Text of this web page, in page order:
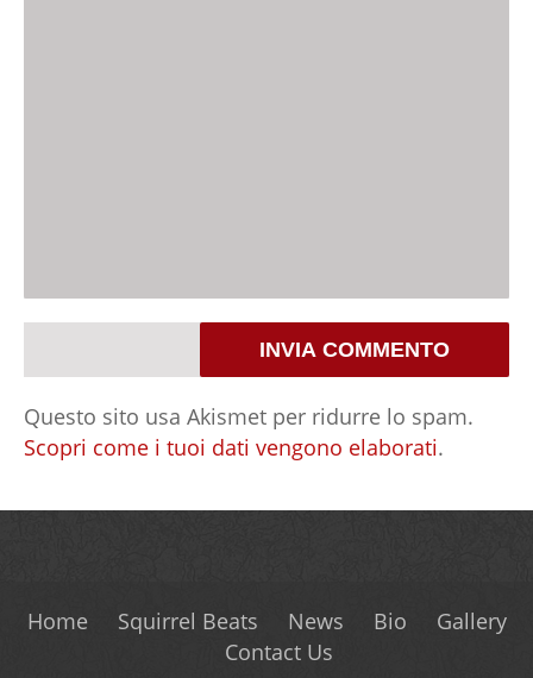
Questo sito usa Akismet per ridurre lo spam.
Scopri come i tuoi dati vengono elaborati.
Home Squirrel Beats News Bio
Gallery
Contact Us